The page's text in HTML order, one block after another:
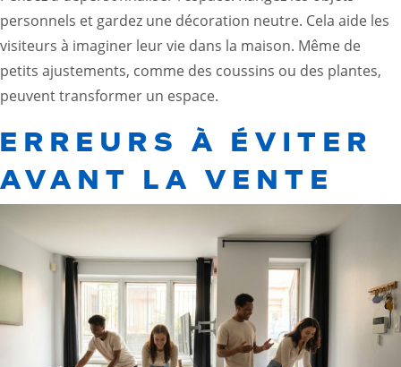
personnels et gardez une décoration neutre. Cela aide les
visiteurs à imaginer leur vie dans la maison. Même de
petits ajustements, comme des coussins ou des plantes,
peuvent transformer un espace.
ERREURS À ÉVITER
AVANT LA VENTE